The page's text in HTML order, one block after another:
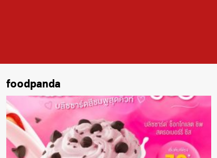
foodpanda